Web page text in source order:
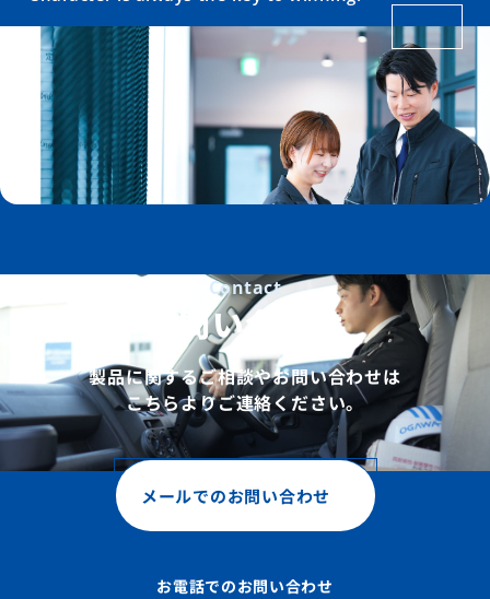
Contact
お問い合わせ
製品に関するご相談やお問い合わせは
こちらよりご連絡ください。
メールでのお問い合わせ
お電話でのお問い合わせ